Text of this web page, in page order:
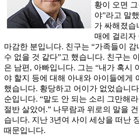
황이 오면
야”라고 말
가 싸해졌습
매에 걸리자
마감한 분입니다. 친구는 “가족들이
수 없을 것 같다”고 했습니다. 친구는
은 남편, 아빠입니다. 그는 “내가 혹시
야 할지 등에 대해 아내와 아이들에게
했습니다. 황당하고 어이가 없었습니
순입니다. “말도 안 되는 소리 그만해라
절반 살았어.” 나무람과 위로의 말을
습니다. 지난 3년여 사이 세상을 떠난
때문입니다.